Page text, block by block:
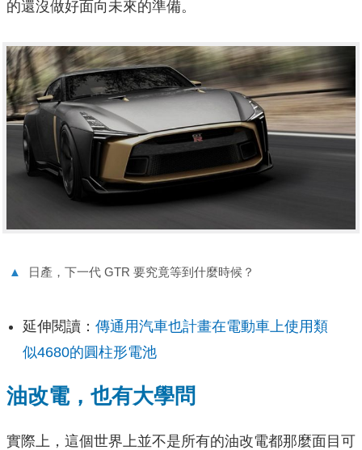
的還沒做好面向未來的準備。
▲ 日產，下一代 GTR 要究竟等到什麼時候？
延伸閱讀： 傳通用汽車也計畫在電動車上使用類
似4680的圓柱形電池
油改電，也有大學問
實際上，這個世界上並不是所有的油改電都那麼面目可